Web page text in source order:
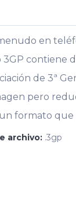
en
3GP
de 3ª
pero
formato que
archivo: .3gp